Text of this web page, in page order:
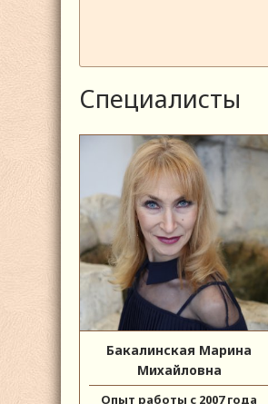
Специалисты
Бакалинская Марина
Михайловна
Опыт работы с 2007 года